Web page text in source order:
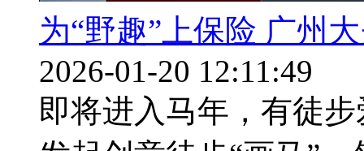
为“野趣”上保险 广州
2026-01-20 12:11:49
即将进入马年，有徒